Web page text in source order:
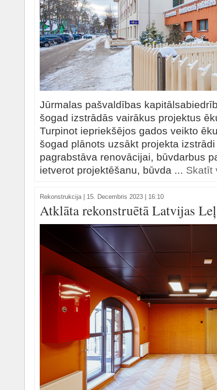
Jūrmalas pašvaldības
šogad izstrādās vairākus projektus
Turpinot iepriekšējos gados veikto
šogad plānots uzsākt projekta
pagrabstāva renovācijai, būvdarbus
ietverot projektēšanu, būvda ... Skatīt
Rekonstrukcija| 15. Decembris 2023 | 16:10
Atklāta rekonstruētā Latvijas